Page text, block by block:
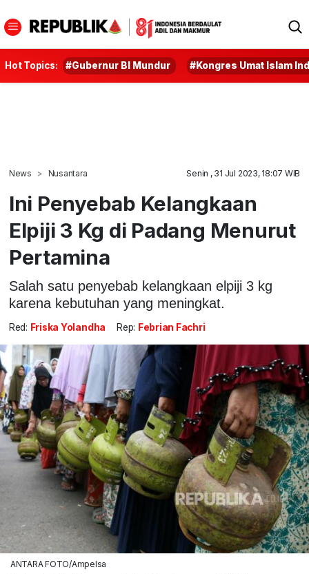
Hot Topics: #Gubernur BI Mundur #Kongres Umat Islam
News Nusantara Senin , 31 Jul 2023, 18:07 WIB
Ini Penyebab Kelangkaan
Elpiji 3 Kg di Padang Menurut
Pertamina
Salah satu penyebab kelangkaan elpiji 3 kg
karena kebutuhan yang meningkat.
Red: Friska Yolandha Rep: Febrian Fachri
ANTARA FOTO/Ampelsa